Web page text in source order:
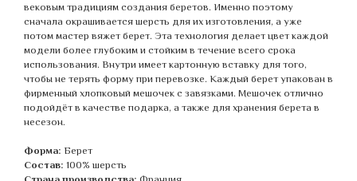
вековым традициям создания беретов. Именно поэтому
сначала окрашивается шерсть для их изготовления, а уже
потом мастер вяжет берет. Эта технология делает цвет каждой
модели более глубоким и стойким в течение всего срока
использования. Внутри имеет картонную вставку для того,
чтобы не терять форму при перевозке. Каждый берет упакован в
фирменный хлопковый мешочек с завязками. Мешочек отлично
подойдёт в качестве подарка, а также для хранения берета в
несезон.
Форма: Берет
Состав: 100% шерсть